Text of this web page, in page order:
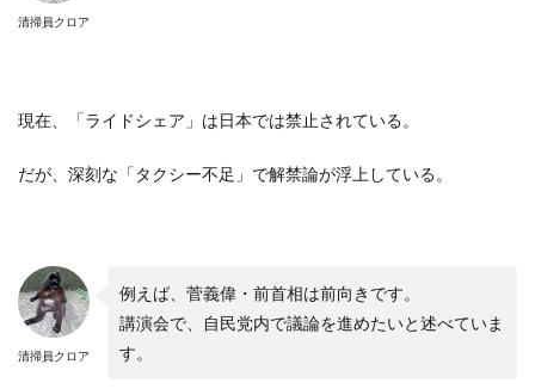
清掃員クロア
現在、「ライドシェア」は日本では禁止されている。
だが、深刻な「タクシー不足」で解禁論が浮上している。
清掃員クロア
例えば、菅義偉・前首相は前向きです。
講演会で、自民党内で議論を進めたいと述べていま
す。